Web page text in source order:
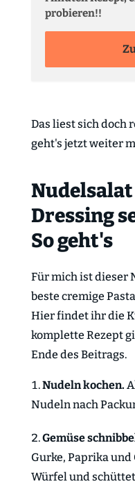
probieren!!
Das liest sich doch
geht's jetzt weiter
Dressing
So geht's
Für mich ist dieser
beste cremige
Hier findet ihr die
komplette Rezept
Ende des Beitrags.
Nudeln kochen.
Nudeln nach
Gemüse
Gurke, Paprika
Würfel und